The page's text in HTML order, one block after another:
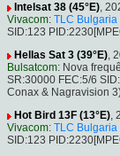
Intelsat 38 (45°E),
Vivacom: TLC Bulgaria
SID:123
Hellas Sat 3 (39°E),
Bulsatcom: Nova
SR:30000 FEC:5/6
Conax & Nagravision
Hot Bird 13F (13°E),
Vivacom: TLC Bulgaria
SID:123